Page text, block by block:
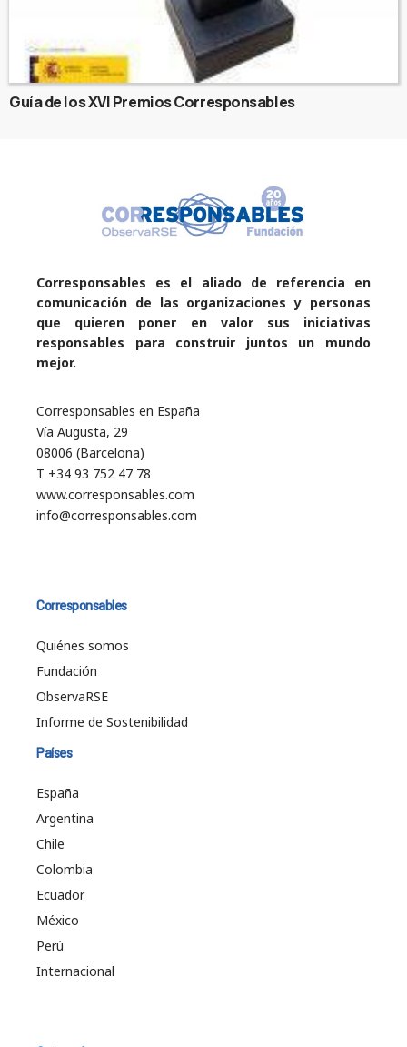
Guía de los XVI Premios Corresponsables
Corresponsables es el aliado de referencia en
comunicación de las organizaciones y personas
que quieren poner en valor sus iniciativas
responsables para construir juntos un mundo
mejor.
Corresponsables en España
Vía Augusta, 29
08006 (Barcelona)
T +34 93 752 47 78
www.corresponsables.com
info@corresponsables.com
Corresponsables
Quiénes somos
Fundación
ObservaRSE
Informe de Sostenibilidad
Países
España
Argentina
Chile
Colombia
Ecuador
México
Perú
Internacional